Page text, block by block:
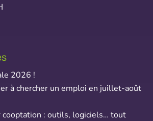
2026 !
à chercher un emploi en juillet-août
cooptation : outils, logiciels… tout